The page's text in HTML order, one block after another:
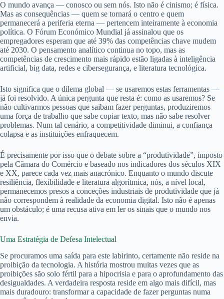
O mundo avança — conosco ou sem nós. Isto não é cinismo; é física.
Mas as consequências — quem se tornará o centro e quem
permanecerá a periferia eterna — pertencem inteiramente à economia
política. O Fórum Económico Mundial já assinalou que os
empregadores esperam que até 39% das competências chave mudem
até 2030. O pensamento analítico continua no topo, mas as
competências de crescimento mais rápido estão ligadas à inteligência
artificial, big data, redes e cibersegurança, e literatura tecnológica.
Isto significa que o dilema global — se usaremos estas ferramentas —
já foi resolvido. A única pergunta que resta é: como as usaremos? Se
não cultivarmos pessoas que saibam fazer perguntas, produziremos
uma força de trabalho que sabe copiar texto, mas não sabe resolver
problemas. Num tal cenário, a competitividade diminui, a confiança
colapsa e as instituições enfraquecem.
É precisamente por isso que o debate sobre a “produtividade”, imposto
pela Câmara do Comércio e baseado nos indicadores dos séculos XIX
e XX, parece cada vez mais anacrónico. Enquanto o mundo discute
resiliência, flexibilidade e literatura algorítmica, nós, a nível local,
permanecemos presos a conceções industriais de produtividade que já
não correspondem à realidade da economia digital. Isto não é apenas
um obstáculo; é uma recusa ativa em ler os sinais que o mundo nos
envia.
Uma Estratégia de Defesa Intelectual
Se procuramos uma saída para este labirinto, certamente não reside na
proibição da tecnologia. A história mostrou muitas vezes que as
proibições são solo fértil para a hipocrisia e para o aprofundamento das
desigualdades. A verdadeira resposta reside em algo mais difícil, mas
mais duradouro: transformar a capacidade de fazer perguntas numa